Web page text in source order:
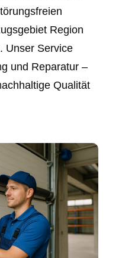
Region
Unser Service
und Reparatur –
Qualität